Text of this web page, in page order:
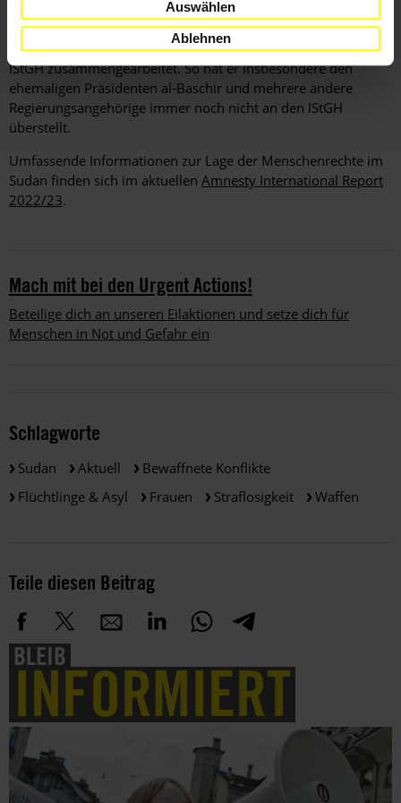
Auswählen
Ablehnen
vor dem IStGH der Prozess gegenAli Kuschaib
mutmaßlichen Hauptanführer der Janjaweed-Milizen. Der
Sudan hat jedoch nicht in ausreichendem Maße mit dem
IStGH zusammengearbeitet. So hat er insbesondere den
ehemaligen Präsidenten al-Baschir und mehrere andere
Regierungsangehörige immer noch nicht an den IStGH
überstellt.
Umfassende Informationen zur Lage der Menschenrechte im
Sudan finden sich im aktuellen Amnesty International Report
2022/23.
Mach mit bei den Urgent Actions!
Beteilige dich an unseren Eilaktionen und setze dich für
Menschen in Not und Gefahr ein
Schlagworte
Sudan Aktuell
Bewaffnete Konflikte
Flüchtlinge & Asyl
Frauen Straflosigkeit Waffen
Teile diesen Beitrag
BLEIB
INFORMIERT